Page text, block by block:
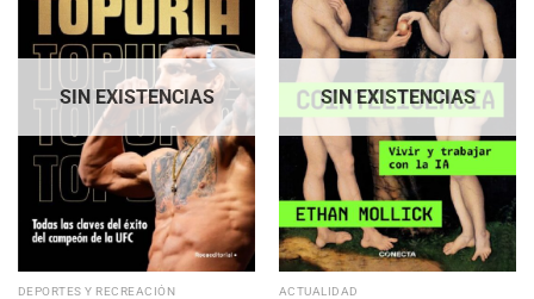
SIN EXISTENCIAS
DEPORTES Y RECREACIÓN
SIN EXISTENCIAS
ACTUALIDAD